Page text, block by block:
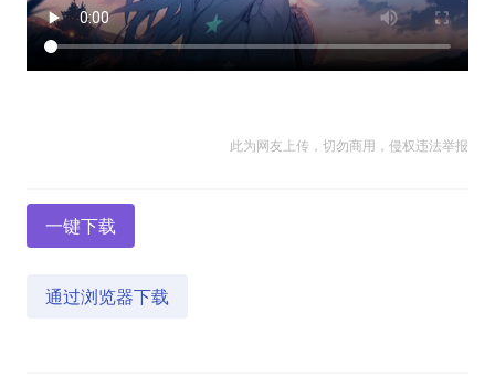
此为网友上传，切勿商用，侵权违法举报
一键下载
通过浏览器下载